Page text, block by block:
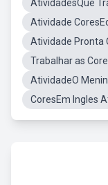
AtividadesQue
Atividade
Atividade Pronta
Trabalhar as
AtividadeO
CoresEm Ingles